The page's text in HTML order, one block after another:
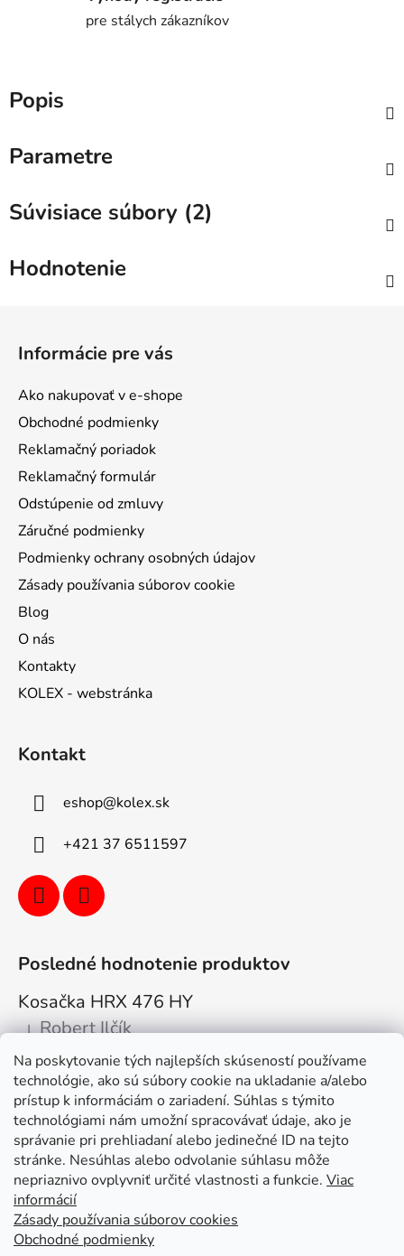
Na poskytovanie tých najlepších skúseností používame
technológie, ako sú súbory cookie na ukladanie a/alebo
prístup k informáciám o zariadení. Súhlas s týmito
technológiami nám umožní spracovávať údaje, ako je
správanie pri prehliadaní alebo jedinečné ID na tejto
stránke. Nesúhlas alebo odvolanie súhlasu môže
nepriaznivo ovplyvniť určité vlastnosti a funkcie. Viac
informácií
Zásady používania súborov cookies
Obchodné podmienky
pre stálych zákazníkov
Popis
Parametre
Súvisiace súbory (2)
Hodnotenie
Informácie pre vás
Ako nakupovať v e-shope
Obchodné podmienky
Reklamačný poriadok
Reklamačný formulár
Odstúpenie od zmluvy
Záručné podmienky
Podmienky ochrany osobných údajov
Zásady používania súborov cookie
Blog
O nás
Kontakty
KOLEX - webstránka
Kontakt
eshop@kolex.sk
+421 37 6511597
Posledné hodnotenie produktov
Kosačka HRX 476 HY
Hodnotenie produktu je 5 z 5 hviezdičiek.
| Robert Ilčík
Super. Odporúčam
Facebook
Kolex, s.r.o. - webstránka